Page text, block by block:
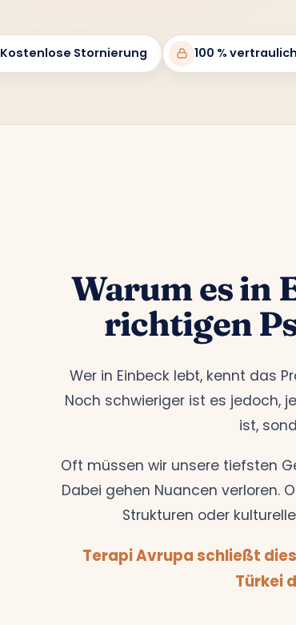
Kostenlose Stornierung 100 % vertraulich
Warum es in
richtigen
Wer in Einbeck lebt, kennt das
Noch schwieriger ist es jedoch,
ist,
Oft müssen wir unsere tiefsten
Dabei gehen Nuancen verloren.
Strukturen oder
Terapi Avrupa schließt
Türkei